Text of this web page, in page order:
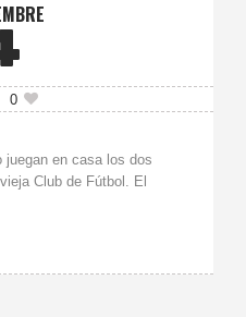
0
juegan en casa los dos
Club de Fútbol. El